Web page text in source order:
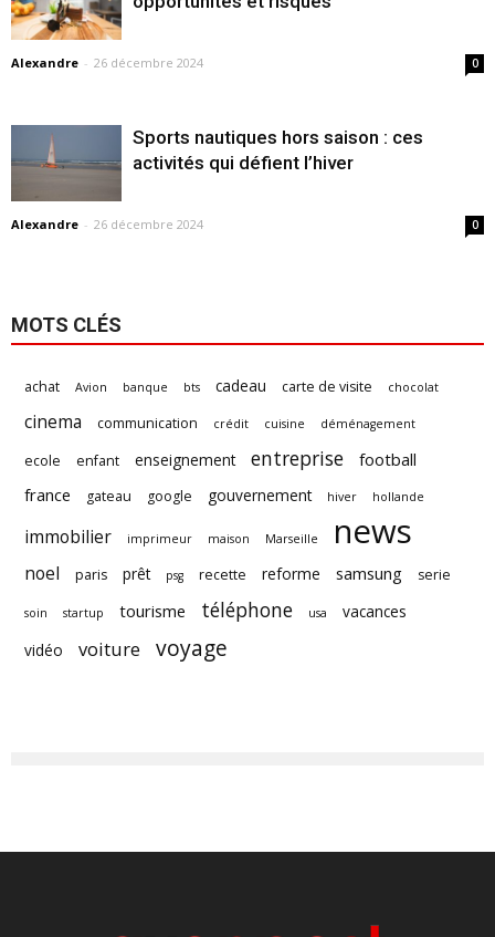
Alexandre - 26 décembre 2024 0
Sports nautiques hors saison : ces
activités qui défient l’hiver
Alexandre - 26 décembre 2024 0
MOTS CLÉS
achat Avion banque bts cadeau carte de visite chocolat
cinema communication crédit cuisine déménagement
ecole enfant enseignement entreprise
football
france
gateau google gouvernement hiver hollande
immobilier imprimeur maison Marseille news
noel paris prêt psg recette reforme samsung serie
soin startup tourisme téléphone usa
vacances
vidéo
voiture voyage